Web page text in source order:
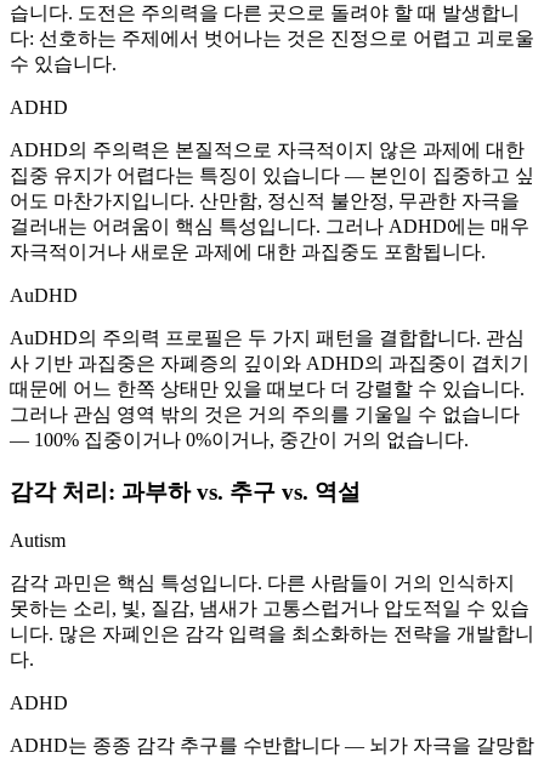
습니다. 도전은 주의력을 다른 곳으로 돌려야 할 때 발생합니
다: 선호하는 주제에서 벗어나는 것은 진정으로 어렵고 괴로울
수 있습니다.
ADHD
ADHD의 주의력은 본질적으로 자극적이지 않은 과제에 대한
집중 유지가 어렵다는 특징이 있습니다 — 본인이 집중하고 싶
어도 마찬가지입니다. 산만함, 정신적 불안정, 무관한 자극을
걸러내는 어려움이 핵심 특성입니다. 그러나 ADHD에는 매우
자극적이거나 새로운 과제에 대한 과집중도 포함됩니다.
AuDHD
AuDHD의 주의력 프로필은 두 가지 패턴을 결합합니다. 관심
사 기반 과집중은 자폐증의 깊이와 ADHD의 과집중이 겹치기
때문에 어느 한쪽 상태만 있을 때보다 더 강렬할 수 있습니다.
그러나 관심 영역 밖의 것은 거의 주의를 기울일 수 없습니다
— 100% 집중이거나 0%이거나, 중간이 거의 없습니다.
감각 처리: 과부하 vs. 추구 vs. 역설
Autism
감각 과민은 핵심 특성입니다. 다른 사람들이 거의 인식하지
못하는 소리, 빛, 질감, 냄새가 고통스럽거나 압도적일 수 있습
니다. 많은 자폐인은 감각 입력을 최소화하는 전략을 개발합니
다.
ADHD
ADHD는 종종 감각 추구를 수반합니다 — 뇌가 자극을 갈망합